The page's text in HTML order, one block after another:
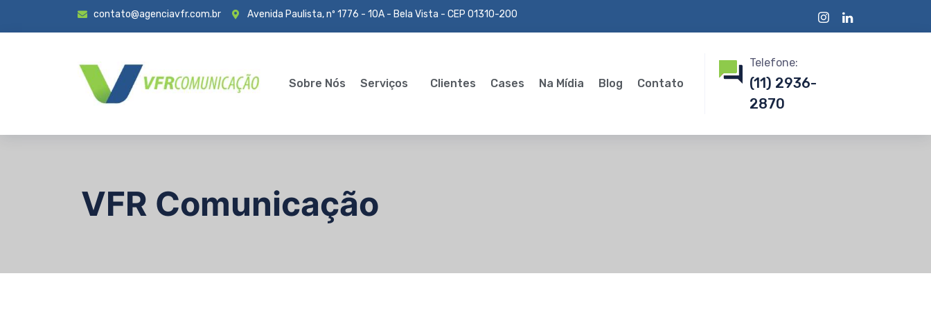
contato@agenciavfr.com.br Avenida Paulista, nº 1776 - 10A - Bela Vista - CEP 01310-200
Sobre Nós Serviços Clientes Cases Na Mídia Blog Contato
Telefone:
(11) 2936-
2870
VFR Comunicação